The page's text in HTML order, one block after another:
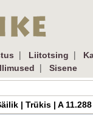
| Liitotsing |
| Sisene
| Trükis | A